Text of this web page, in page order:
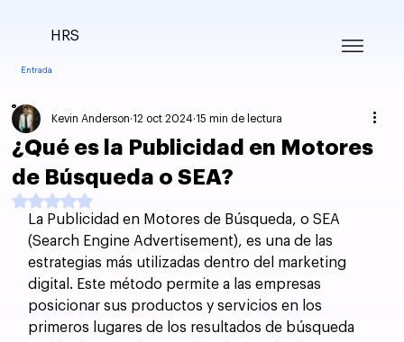
Entrada
HRS
¿Qué es la Publicidad en Motores
de Búsqueda o SEA?
Kevin Anderson 12 oct 2024 15 min de lectura
Obtuvo NaN de 5 estrellas.
La Publicidad en Motores de Búsqueda, o SEA
(Search Engine Advertisement), es una de las
estrategias más utilizadas dentro del marketing
digital. Este método permite a las empresas
posicionar sus productos y servicios en los
primeros lugares de los resultados de búsqueda